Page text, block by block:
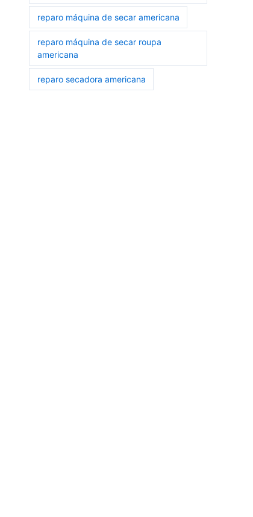
reparo máquina de secar americana
reparo máquina de secar roupa
americana
reparo secadora americana